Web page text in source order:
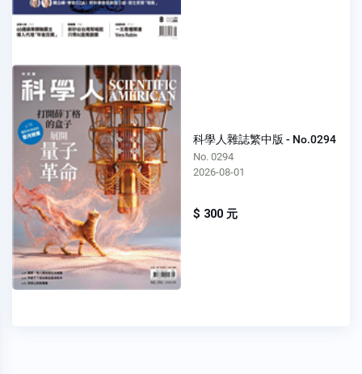
科學人雜誌繁中版 - No.0294
No. 0294
2026-08-01
$ 300 元